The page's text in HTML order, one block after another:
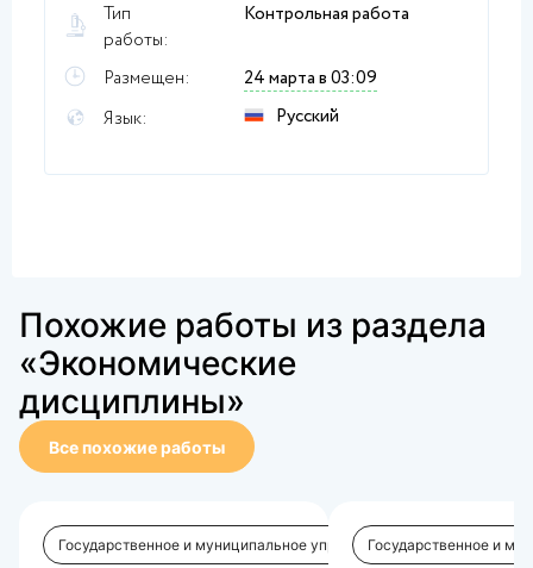
Тип
работы:
Контрольная работа
Размещен:
24 марта в 03:09
Язык:
Русский
Похожие работы из раздела
«Экономические
дисциплины»
Все похожие работы
Государственное и муниципальное управлениеГосударственное и